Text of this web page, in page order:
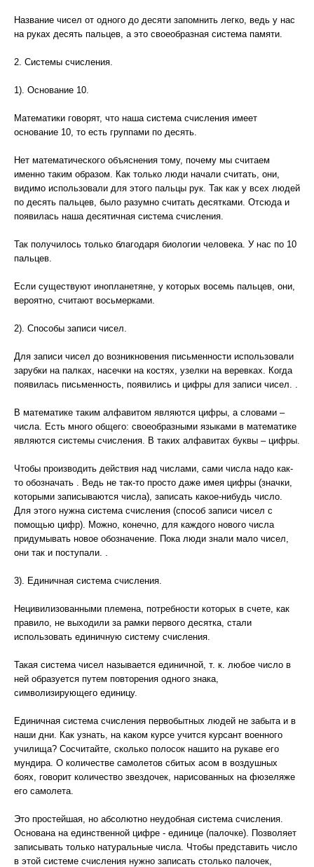
Название чисел от одного до десяти запомнить легко, ведь у нас
на руках десять пальцев, а это своеобразная система памяти.
2. Системы счисления.
1). Основание 10.
Математики говорят, что наша система счисления имеет
основание 10, то есть группами по десять.
Нет математического объяснения тому, почему мы считаем
именно таким образом. Как только люди начали считать, они,
видимо использовали для этого пальцы рук. Так как у всех людей
по десять пальцев, было разумно считать десятками. Отсюда и
появилась наша десятичная система счисления.
Так получилось только благодаря биологии человека. У нас по 10
пальцев.
Если существуют инопланетяне, у которых восемь пальцев, они,
вероятно, считают восьмерками.
2). Способы записи чисел.
Для записи чисел до возникновения письменности использовали
зарубки на палках, насечки на костях, узелки на веревках. Когда
появилась письменность, появились и цифры для записи чисел. .
В математике таким алфавитом являются цифры, а словами –
числа. Есть много общего: своеобразными языками в математике
являются системы счисления. В таких алфавитах буквы – цифры.
Чтобы производить действия над числами, сами числа надо как-
то обозначать . Ведь не так-то просто даже имея цифры (значки,
которыми записываются числа), записать какое-нибудь число.
Для этого нужна система счисления (способ записи чисел с
помощью цифр). Можно, конечно, для каждого нового числа
придумывать новое обозначение. Пока люди знали мало чисел,
они так и поступали. .
3). Единичная система счисления.
Нецивилизованными племена, потребности которых в счете, как
правило, не выходили за рамки первого десятка, стали
использовать единичную систему счисления.
Такая система чисел называется единичной, т. к. любое число в
ней образуется путем повторения одного знака,
символизирующего единицу.
Единичная система счисления первобытных людей не забыта и в
наши дни. Как узнать, на каком курсе учится курсант военного
училища? Сосчитайте, сколько полосок нашито на рукаве его
мундира. О количестве самолетов сбитых асом в воздушных
боях, говорит количество звездочек, нарисованных на фюзеляже
его самолета.
Это простейшая, но абсолютно неудобная система счисления.
Основана на единственной цифре - единице (палочке). Позволяет
записывать только натуральные числа. Чтобы представить число
в этой системе счисления нужно записать столько палочек,